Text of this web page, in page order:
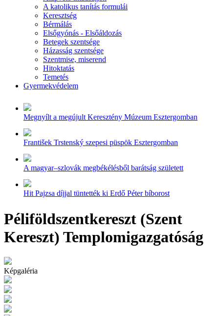
A katolikus tanítás formulái
Keresztség
Bérmálás
Elsőgyónás - Elsőáldozás
Betegek szentsége
Házasság szentsége
Szentmise, miserend
Hitoktatás
Temetés
Gyermekvédelem
Megnyílt a megújult Keresztény Múzeum Esztergomban
František Trstenský szepesi püspök Esztergomban
A magyar–szlovák megbékélésből barátság született
Hit Pajzsa díjjal tüntették ki Erdő Péter bíborost
Péliföldszentkereszt (Szent
Kereszt) Templomigazgatóság
Képgaléria